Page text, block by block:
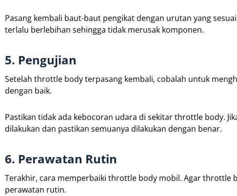
Pasang kembali baut-baut pengikat dengan urutan yang
terlalu berlebihan sehingga tidak merusak komponen.
5. Pengujian
Setelah throttle body terpasang kembali, cobalah untuk
dengan baik.
Pastikan tidak ada kebocoran udara di sekitar throttle body.
dilakukan dan pastikan semuanya dilakukan dengan benar.
6. Perawatan Rutin
Terakhir, cara memperbaiki throttle body mobil. Agar throttle
perawatan rutin.